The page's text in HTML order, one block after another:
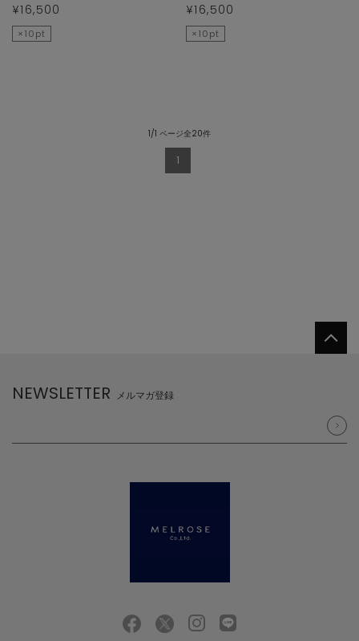
¥16,500
×10pt
¥16,500
×10pt
1/1 ページ全20件
1
NEWSLETTER メルマガ登録